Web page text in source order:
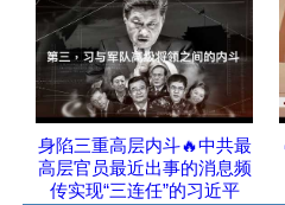
身陷三重高层内斗🔥中共最
高层官员最近出事的消息频
传实现“三连任”的习近平